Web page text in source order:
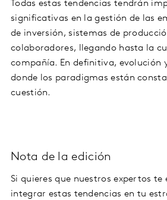
Todas estas tendencias tendrán
significativas en la gestión de las
de inversión, sistemas de
colaboradores, llegando hasta la
compañía. En definitiva, evolución
donde los paradigmas están
cuestión.
Nota de la edición
Si quieres que nuestros expertos te
integrar estas tendencias en tu